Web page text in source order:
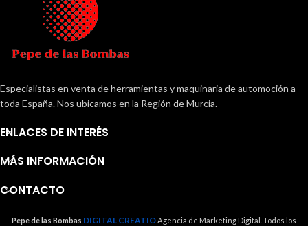
Especialistas en venta de herramientas y maquinaria de automoción a
toda España. Nos ubicamos en la Región de Murcia.
ENLACES DE INTERÉS
MÁS INFORMACIÓN
CONTACTO
Pepe de las Bombas DIGITAL CREATIOAgencia de Marketing Digital. Todos los